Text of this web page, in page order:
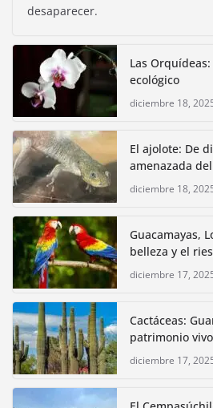
desaparecer.
Las
ecológico
diciembre 18,
El ajolote: De
amenazada
diciembre 18,
Guacamayas,
belleza y el
diciembre 17,
Cactáceas:
patrimonio
diciembre 17,